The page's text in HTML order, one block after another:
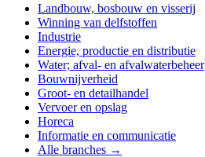
Landbouw, bosbouw en visserij
Winning van delfstoffen
Industrie
Energie, productie en distributie
Water; afval- en afvalwaterbeheer
Bouwnijverheid
Groot- en detailhandel
Vervoer en opslag
Horeca
Informatie en communicatie
Alle branches →